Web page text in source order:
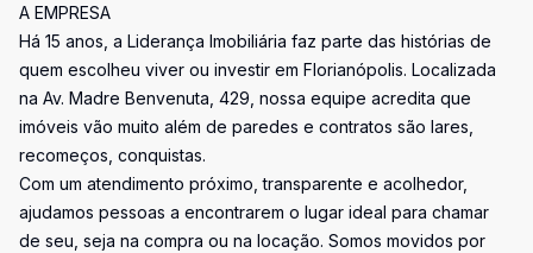
A EMPRESA
Há 15 anos, a Liderança Imobiliária faz parte das histórias de
quem escolheu viver ou investir em Florianópolis. Localizada
na Av. Madre Benvenuta, 429, nossa equipe acredita que
imóveis vão muito além de paredes e contratos são lares,
recomeços, conquistas.
Com um atendimento próximo, transparente e acolhedor,
ajudamos pessoas a encontrarem o lugar ideal para chamar
de seu, seja na compra ou na locação. Somos movidos por